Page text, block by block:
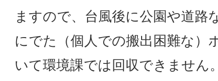
ますので、台風後に公園や道路
にでた（個人での搬出困難な）
いて環境課では回収できません